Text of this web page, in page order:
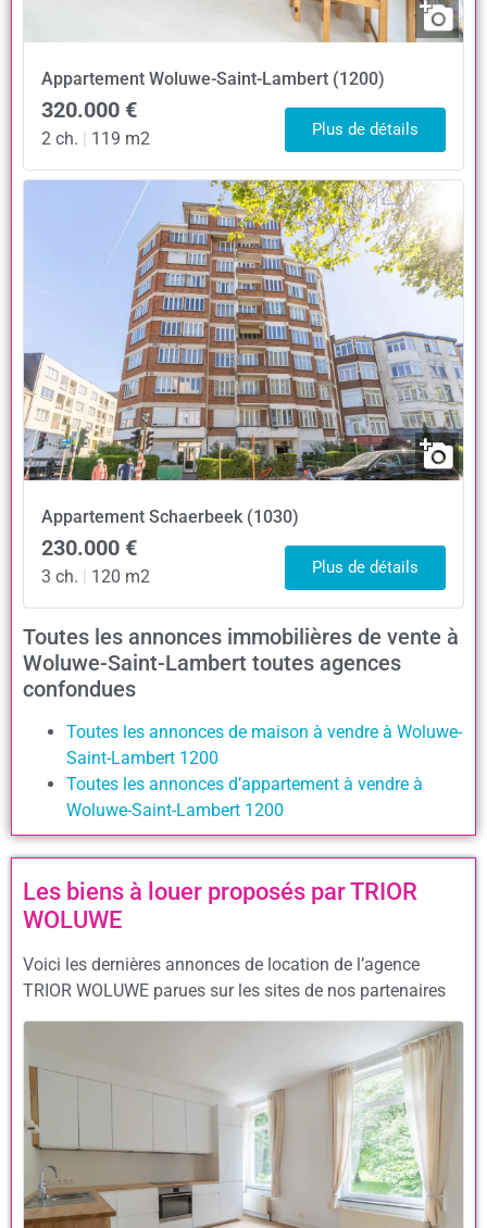
Appartement Woluwe-Saint-Lambert (1200)
320.000 €
2 ch. | 119 m2 Plus de détails
Appartement Schaerbeek (1030)
230.000 €
3 ch. | 120 m2 Plus de détails
Toutes les annonces immobilières de vente à
Woluwe-Saint-Lambert toutes agences
confondues
Toutes les annonces de maison à vendre à Woluwe-
Saint-Lambert 1200
Toutes les annonces d’appartement à vendre à
Woluwe-Saint-Lambert 1200
Les biens à louer proposés par TRIOR
WOLUWE
Voici les dernières annonces de location de l’agence
TRIOR WOLUWE parues sur les sites de nos partenaires